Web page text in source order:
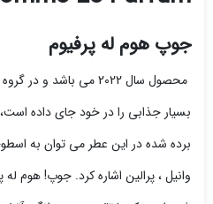
جوپ هوم له پرفیوم
محصول سال 2022 می
بسیار جذابی را در خود جای داده است،
برده شده در این عطر می توان به
وانیل ، پرالین اشاره کرد. جوپ! هوم له